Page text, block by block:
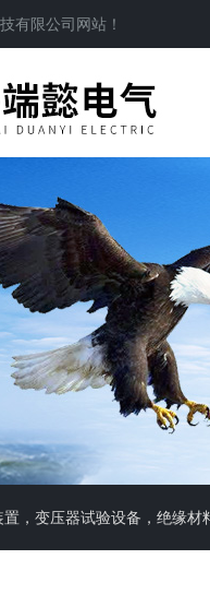
有限公司 网站！
，变压器试验设备，绝缘材